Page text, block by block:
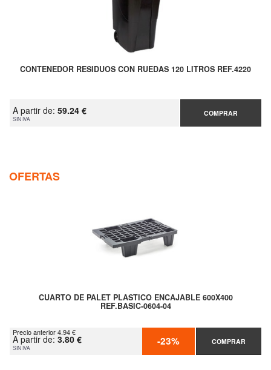
CONTENEDOR RESIDUOS CON RUEDAS 120 LITROS REF.4220
A partir de: 59.24 €
SIN IVA
COMPRAR
OFERTAS
CUARTO DE PALET PLASTICO ENCAJABLE 600X400
REF.BASIC-0604-04
Precio anterior 4.94 €
A partir de: 3.80 €
SIN IVA -23% COMPRAR